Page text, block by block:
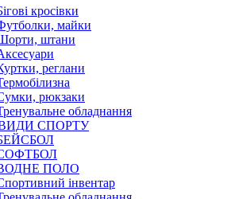
кросівки
майки
штани
реглани
рюкзаки
обладнання
СПОРТУ
ПОЛО
інвентар